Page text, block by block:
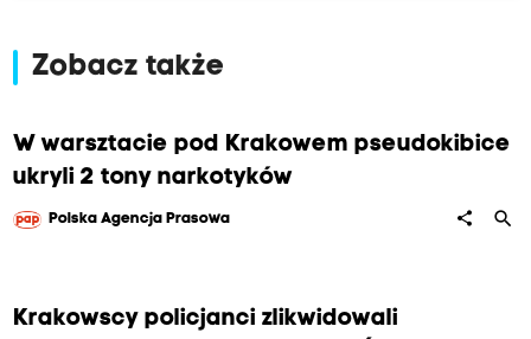
Zobacz także
W warsztacie pod Krakowem pseudokibice
ukryli 2 tony narkotyków
Polska Agencja Prasowa share search
Krakowscy policjanci zlikwidowali